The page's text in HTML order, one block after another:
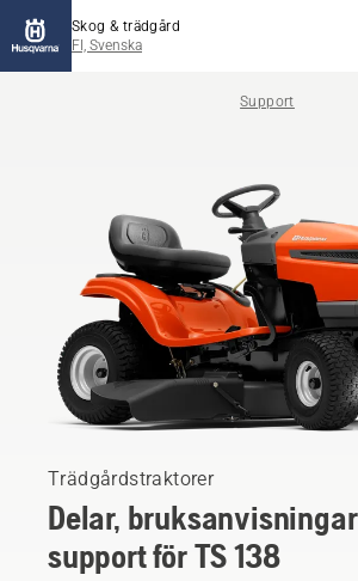
Skog & trädgård
FI, Svenska
Support
Trädgårdstraktorer
Delar,
support för TS 138